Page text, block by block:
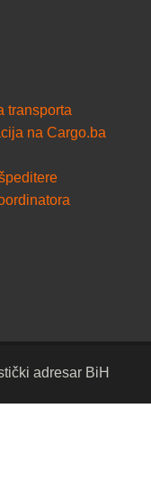
transporta
na Cargo.ba
adresar BiH